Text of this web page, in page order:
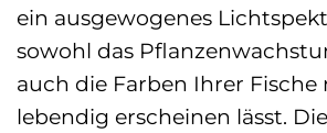
ein ausgewogenes
sowohl das
auch die Farben Ihrer
lebendig erscheinen lässt.